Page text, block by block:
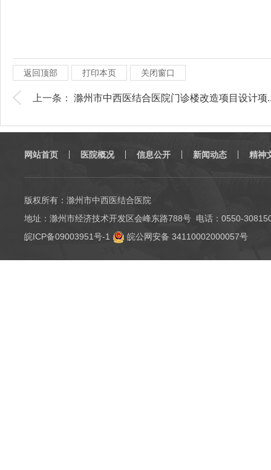
返回顶部 打印本页 关闭窗口
上一条： 滁州市中西医结合医院门诊楼改造项目设计项
网站首页 医院概况 信息公开 新闻动态 精神
版权所有：滁州市中西医结合医院
地址：滁州市经济技术开发区会峰东路788号 电话：0550-
皖ICP备09003951号-1
皖公网安备 34110002000057号